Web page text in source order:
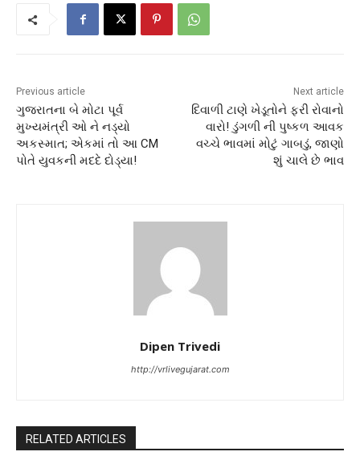
Previous article
ગુજરાતના બે મોટા પૂર્વ
મુખ્યમંત્રી ઓ ને નડ્યો
અકસ્માત; એકમાં તો આ CM
પોતે યુવકની મદદે દોડ્યા!
Next article
દિવાળી ટાણે ખેડૂતોને ફરી રોવાનો
વારો! ડુંગળી ની પુષ્કળ આવક
વચ્ચે ભાવમાં મોટું ગાબડું, જાણો
શું ચાલે છે ભાવ
Dipen Trivedi
http://vrlivegujarat.com
RELATED ARTICLES